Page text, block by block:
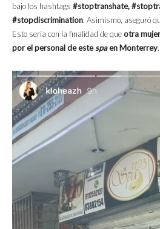
bajo los hashtags #stoptranshate,
#stopdiscrimination. Asimismo, aseguró
Esto sería con la finalidad de queotra
por el personal de estespaen Monterrey.